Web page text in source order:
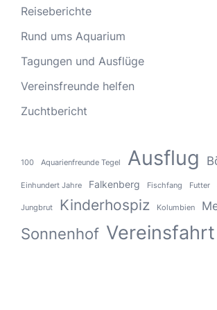
Reiseberichte
Rund ums Aquarium
Tagungen und Ausflüge
Vereinsfreunde helfen
Zuchtbericht
100 Aquarienfreunde Tegel Ausflug
Einhundert Jahre Falkenberg Fischfang Futter
Jungbrut Kinderhospiz Kolumbien
Sonnenhof Vereinsfahrt